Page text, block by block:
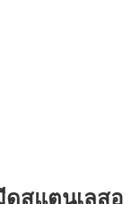
ดสแตนเลสอ